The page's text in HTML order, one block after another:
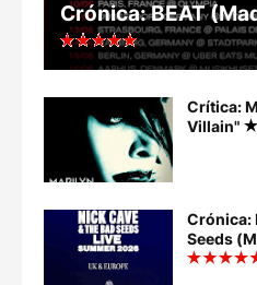
Crónica: BEAT
Crítica:
Villain"
Crónica:
Seeds